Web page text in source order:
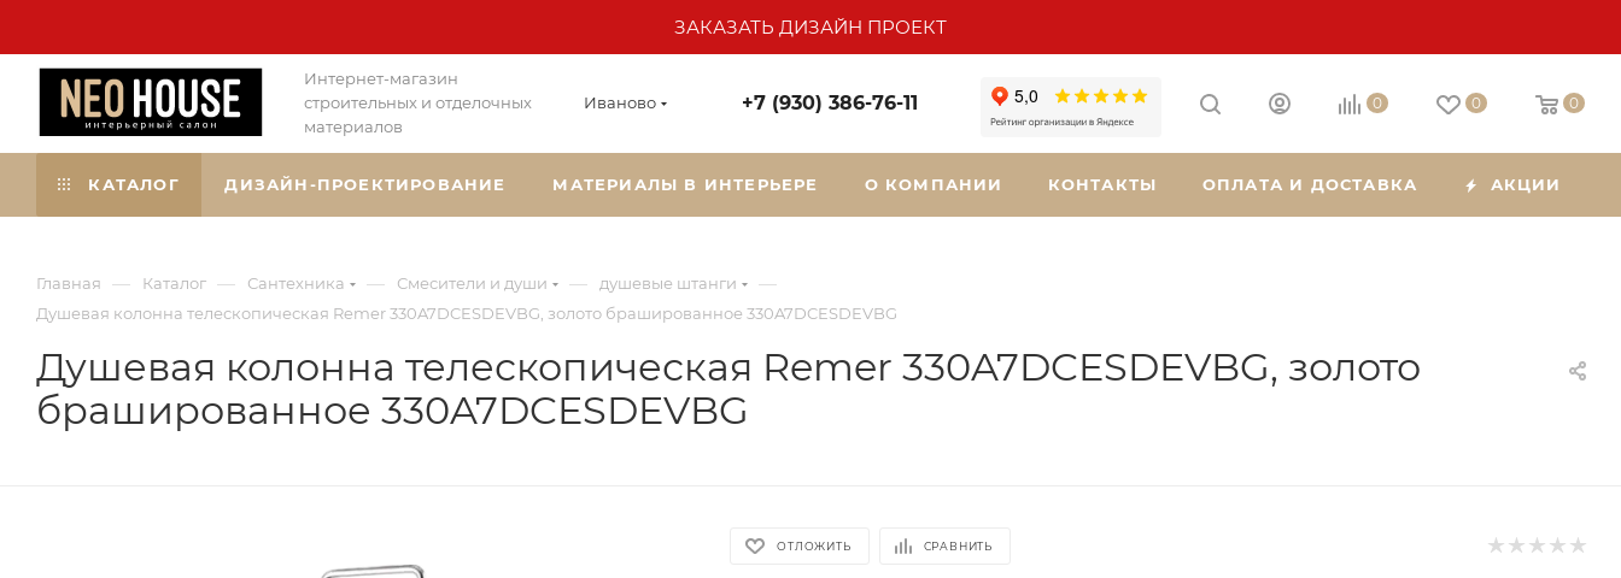
ЗАКАЗАТЬ ДИЗАЙН ПРОЕКТ
Интернет-магазин
строительных и отделочных
материалов
Иваново +7 (930) 386-76-11 0 0 0
КАТАЛОГ ДИЗАЙН-ПРОЕКТИРОВАНИЕ МАТЕРИАЛЫ В ИНТЕРЬЕРЕ О КОМПАНИИ КОНТАКТЫ ОПЛАТА И ДОСТАВКА АКЦИИ
Главная — Каталог — Сантехника — Смесители и души — душевые штанги —
Душевая колонна телескопическая Remer 330A7DCESDEVBG, золото брашированное 330A7DCESDEVBG
Душевая колонна телескопическая Remer 330A7DCESDEVBG, золото
брашированное 330A7DCESDEVBG
ОТЛОЖИТЬ СРАВНИТЬ